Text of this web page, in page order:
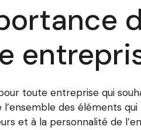
toute entreprise qui
l’ensemble des éléments
et à la personnalité de